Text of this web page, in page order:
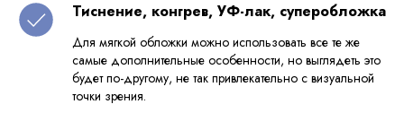
Тиснение, конгрев, УФ-лак, суперобложка
Для мягкой обложки можно использовать все те же
самые дополнительные особенности, но выглядеть это
будет по-другому, не так привлекательно с визуальной
точки зрения.